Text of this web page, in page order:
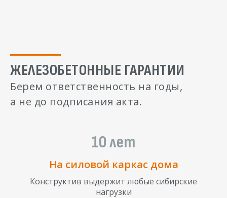
ЖЕЛЕЗОБЕТОННЫЕ ГАРАНТИИ
Берем ответственность на годы,
а не до подписания акта.
10 лет
На силовой каркас дома
Конструктив выдержит любые сибирские
нагрузки